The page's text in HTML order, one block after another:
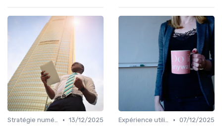
Stratégie numérique • 13/12/2025
Expérience utilisateur • 07/12/2025